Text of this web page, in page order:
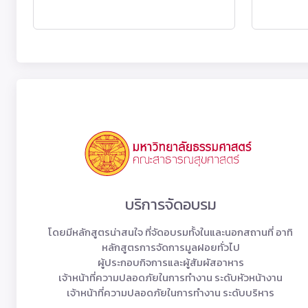
บริการจัดอบรม
โดยมีหลักสูตรน่าสนใจ ที่จัดอบรมทั้งในและนอกสถานที่ อาทิ
หลักสูตรการจัดการมูลฝอยทั่วไป
ผู้ประกอบกิจการและผู้สัมผัสอาหาร
เจ้าหน้าที่ความปลอดภัยในการทำงาน ระดับหัวหน้างาน
เจ้าหน้าที่ความปลอดภัยในการทำงาน ระดับบริหาร